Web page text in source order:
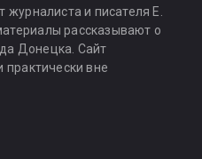
и писателя Е.
рассказывают о
Донецка. Сайт
вне